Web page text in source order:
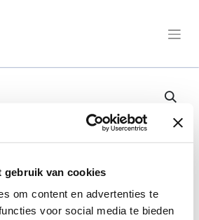
gebruik van cookies
om content en advertenties te
voor social media te bieden
Slim 2 / 2002